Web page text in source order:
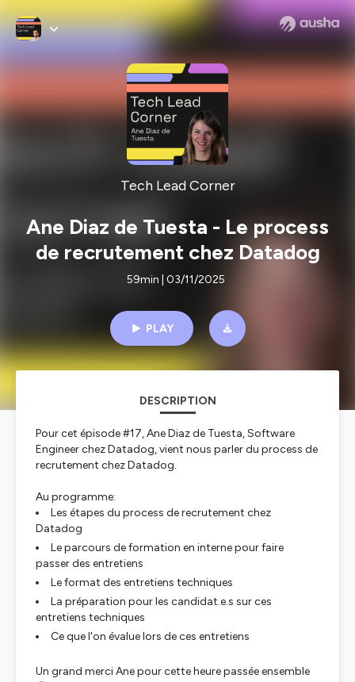
Tech Lead Corner
Ane Diaz de Tuesta - Le process
de recrutement chez Datadog
59min | 03/11/2025
PLAY
DESCRIPTION
Pour cet épisode #17, Ane Diaz de Tuesta, Software
Engineer chez Datadog, vient nous parler du process de
recrutement chez Datadog.
Au programme:
Les étapes du process de recrutement chez
Datadog
Le parcours de formation en interne pour faire
passer des entretiens
Le format des entretiens techniques
La préparation pour les candidat.e.s sur ces
entretiens techniques
Ce que l'on évalue lors de ces entretiens
Un grand merci Ane pour cette heure passée ensemble